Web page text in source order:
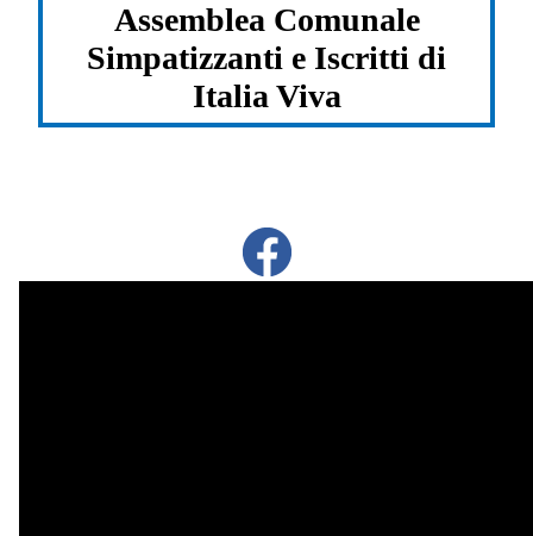
Assemblea Comunale
Simpatizzanti e Iscritti di
Italia Viva